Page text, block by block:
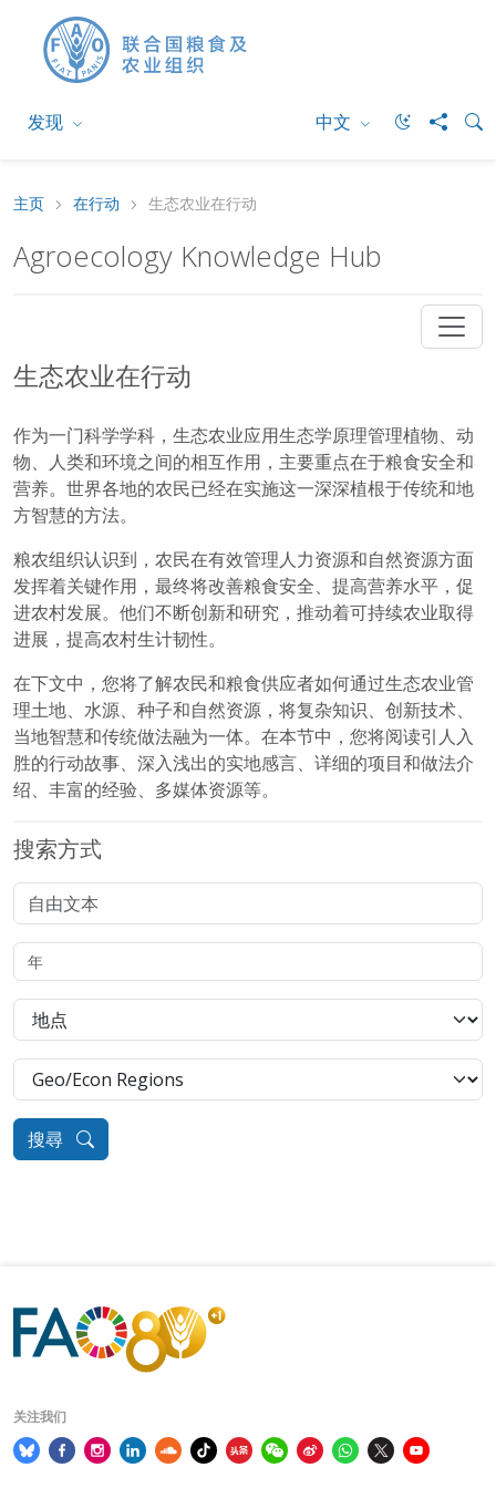
发现 中文
主页 在行动 生态农业在行动
Agroecology Knowledge Hub
生态农业在行动
作为一门科学学科，生态农业应用生态学原理管理植物、动
物、人类和环境之间的相互作用，主要重点在于粮食安全和
营养。世界各地的农民已经在实施这一深深植根于传统和地
方智慧的方法。
粮农组织认识到，农民在有效管理人力资源和自然资源方面
发挥着关键作用，最终将改善粮食安全、提高营养水平，促
进农村发展。他们不断创新和研究，推动着可持续农业取得
进展，提高农村生计韧性。
在下文中，您将了解农民和粮食供应者如何通过生态农业管
理土地、水源、种子和自然资源，将复杂知识、创新技术、
当地智慧和传统做法融为一体。在本节中，您将阅读引人入
胜的行动故事、深入浅出的实地感言、详细的项目和做法介
绍、丰富的经验、多媒体资源等。
搜索方式
搜尋
关注我们